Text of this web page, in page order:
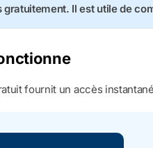
Il est utile de
fournit un accès